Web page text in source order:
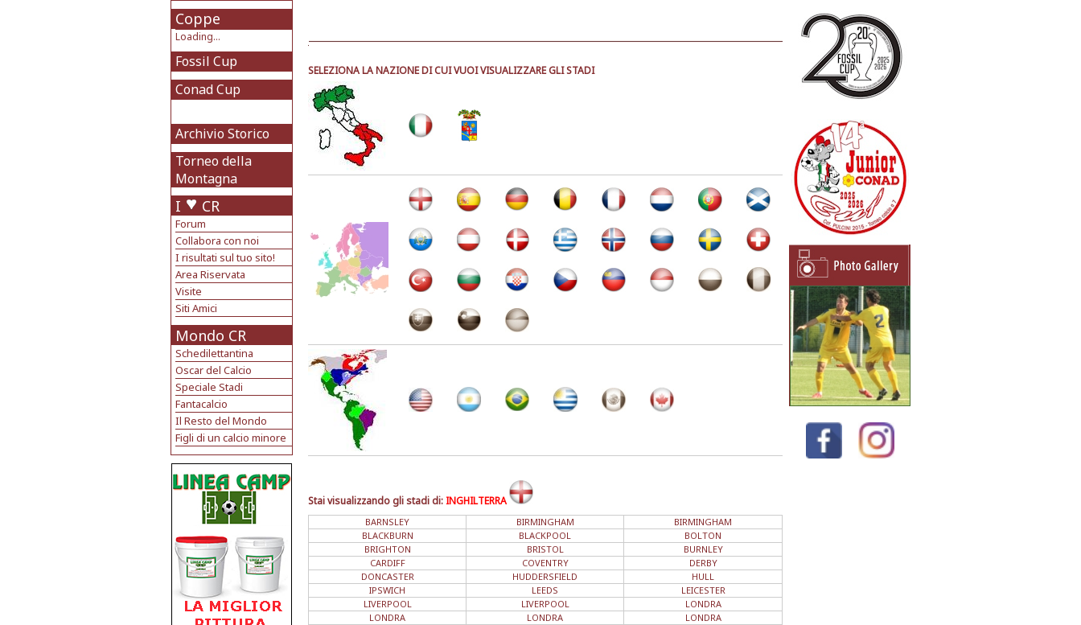
Coppe
Loading...
Fossil Cup
Conad Cup
Archivio Storico
Torneo della
Montagna
I CR
Forum
Collabora con noi
I risultati sul tuo sito!
Area Riservata
Visite
Siti Amici
Mondo CR
Schedilettantina
Oscar del Calcio
Speciale Stadi
Fantacalcio
Il Resto del Mondo
Figli di un calcio minore
SELEZIONA LA NAZIONE DI CUI VUOI VISUALIZZARE GLI STADI
Stai visualizzando gli stadi di:INGHILTERRA
BARNSLEY BIRMINGHAM
BIRMINGHAM
BLACKBURN
BLACKPOOL
BOLTON
BRIGHTON
BRISTOL
BURNLEY
CARDIFF
COVENTRY
DERBY
DONCASTER
HUDDERSFIELD
HULL
IPSWICH
LEEDS
LEICESTER
LIVERPOOL
LIVERPOOL
LONDRA
LONDRA
LONDRA LONDRA